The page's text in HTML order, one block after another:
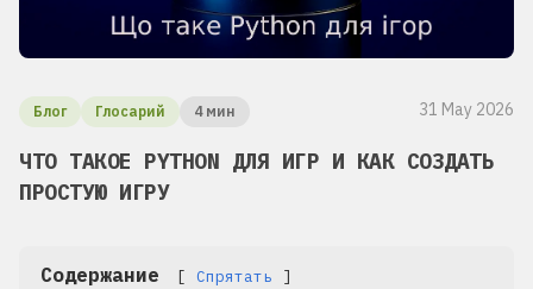
Блог Глосарий 4 мин 31 May 2026
ЧТО ТАКОЕ PYTHON ДЛЯ ИГР И КАК СОЗДАТЬ
ПРОСТУЮ ИГРУ
Содержание Спрятать